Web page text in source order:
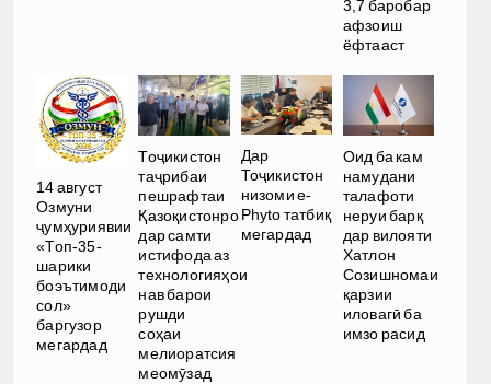
3,7 баробар
афзоиш
ёфтааст
14 август
Озмуни
ҷумҳуриявии
«Топ-35-
шарики
боэътимоди
сол»
баргузор
мегардад
Тоҷикистон
таҷрибаи
пешрафтаи
Қазоқистонро
дар самти
истифода аз
технологияҳои
нав барои
рушди
соҳаи
мелиоратсия
меомӯзад
Дар
Тоҷикистон
низоми e-
Phyto татбиқ
мегардад
Оид ба кам
намудани
талафоти
неруи барқ
дар вилояти
Хатлон
Созишномаи
қарзии
иловагӣ ба
имзо расид